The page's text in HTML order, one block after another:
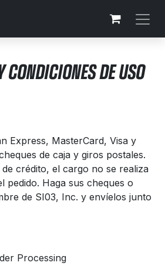
DE USO
Express, MasterCard, Visa y
de caja y giros postales.
crédito, el cargo no se realiza
pedido. Haga sus cheques o
de SI03, Inc. y envíelos junto
Processing